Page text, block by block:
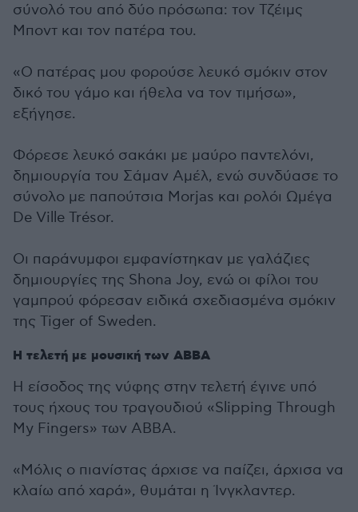
σύνολό του από δύο πρόσωπα: τον Τζέιμς
Μποντ και τον πατέρα του.
«Ο πατέρας μου φορούσε λευκό σμόκιν στον
δικό του γάμο και ήθελα να τον τιμήσω»,
εξήγησε.
Φόρεσε λευκό σακάκι με μαύρο παντελόνι,
δημιουργία του Σάμαν Αμέλ, ενώ συνδύασε το
σύνολο με παπούτσια Morjas και ρολόι Ωμέγα
De Ville Trésor.
Οι παράνυμφοι εμφανίστηκαν με γαλάζιες
δημιουργίες της Shona Joy, ενώ οι φίλοι του
γαμπρού φόρεσαν ειδικά σχεδιασμένα σμόκιν
της Tiger of Sweden.
Η τελετή με μουσική των ABBA
Η είσοδος της νύφης στην τελετή έγινε υπό
τους ήχους του τραγουδιού «Slipping Through
My Fingers» των ABBA.
«Μόλις ο πιανίστας άρχισε να παίζει, άρχισα να
κλαίω από χαρά», θυμάται η Ίνγκλαντερ.